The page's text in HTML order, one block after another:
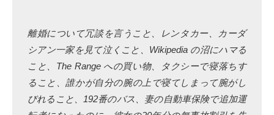
離婚について冗談を言うこと、レンタカー、カーダ
シアン一家を見て泣くこと、Wikipedia の沼にハマる
こと、The Range への買い物、タクシーで寝落ちす
ること、誰かが自分の腕の上で寝てしまって腕がし
びれること、192番のバス、妻の自動車保険で追加運